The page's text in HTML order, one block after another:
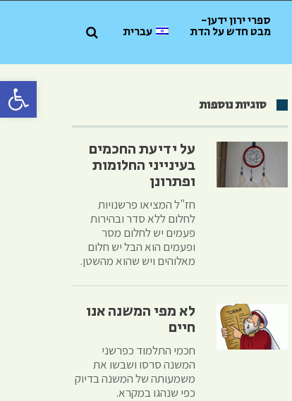
פתח
ספרי ירון ידען-
מבט חדש על הדת עברית
סוגיות נוספות
על ידיעת החכמים
בעינייני החלומות
ופתרונן
חז"ל המציאו פרשנויות
לחלום ללא סדר ובהירות
פעמים יש לחלום מסר
ופעמים הוא הבל יש חלום
מאלוהים ויש שהוא מהשטן.
לא מפי המשנה אנו
חיים
חכמי התלמוד כפרשני
המשנה סרסו ושבשו את
משמעותה של המשנה בדיוק
כפי שנהגו במקרא.